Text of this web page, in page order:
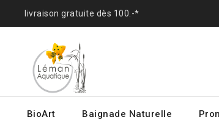
livraison gratuite dès 100.-*
BioArt Baignade Naturelle